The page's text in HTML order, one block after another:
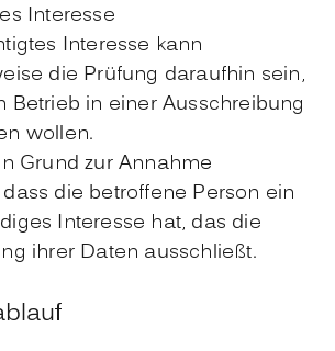
Interesse
Interesse kann
die Prüfung daraufhin sein,
Betrieb in einer Ausschreibung
wollen.
Grund zur Annahme
die betroffene Person ein
Interesse hat, das die
ihrer Daten ausschließt.